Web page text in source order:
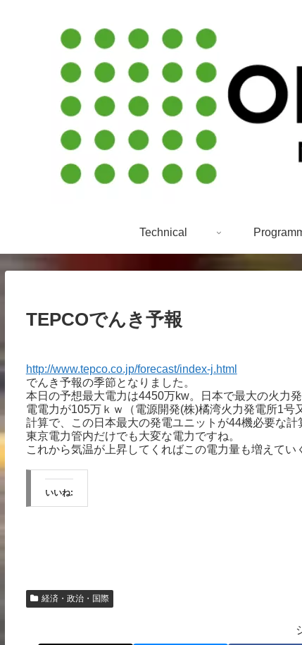
Technical
TEPCOでんき予報
http://www.tepco.co.jp/forecast/index-j.html
でんき予報の季節となりました。
本日の予想最大電力は4450万kw。日本で最大の火力
電電力が105万ｋｗ（電源開発(株)橘湾火力発電所1
計算で、この日本最大の発電ユニットが44機必要な計
東京電力管内だけでも大変な電力ですね。
これから気温が上昇してくればこの電力量も増えてい
いいね:
経済・政治・国際